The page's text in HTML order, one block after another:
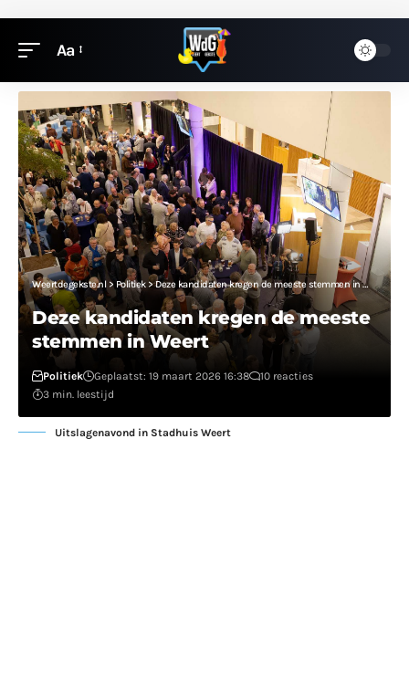
Aa
Weertdegekste.nl> Politiek>Deze kandidaten kregen de meeste stemmen in Weert
Deze kandidaten kregen de meeste
stemmen in Weert
Politiek Geplaatst: 19 maart 2026 16:38
10 reacties
3 min. leestijd
Uitslagenavond in Stadhuis Weert